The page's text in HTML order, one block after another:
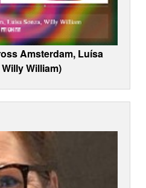
Amsterdam, Luísa
William)